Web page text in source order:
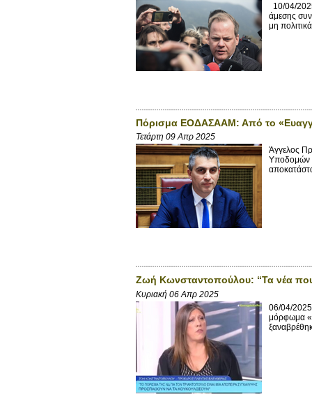
10/04/
άμεσης
μη
Πόρισμα ΕΟΔΑΣΑΑΜ: Από το
Τετάρτη 09 Απρ 2025
Άγγελος
Υποδομών
Ζωή Κωνσταντοπούλου: “Τα νέα που
Κυριακή 06 Απρ 2025
06/04/2025
μόρφωμα